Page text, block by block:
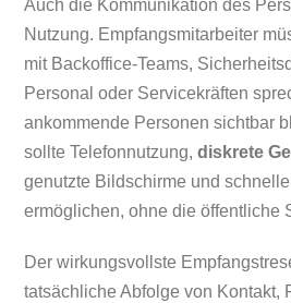
Auch die Kommunikation des
Nutzung. Empfangsmitarbeiter
mit Backoffice-Teams,
Personal oder Servicekräften
ankommende Personen sichtbar
sollte Telefonnutzung,diskrete
genutzte Bildschirme und
ermöglichen, ohne die öffentliche
Der wirkungsvollste
tatsächliche Abfolge von Kontakt,